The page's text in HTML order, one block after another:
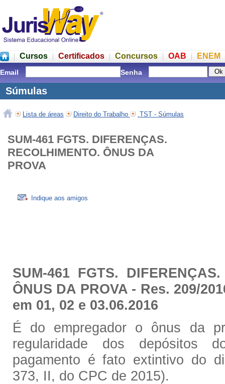
Cursos Certificados Concursos OAB ENEM
Email Senha
Súmulas
Lista de áreas Direito do Trabalho .TST - Súmulas
SUM-461 FGTS. DIFERENÇAS.
RECOLHIMENTO. ÔNUS DA
PROVA
Indique aos amigos
SUM-461 FGTS.
ÔNUS DA PROVA - Res. 209/
em 01, 02 e 03.06.2016
É do empregador o ônus da
regularidade dos depósitos
pagamento é fato extintivo do
373, II, do CPC de 2015).